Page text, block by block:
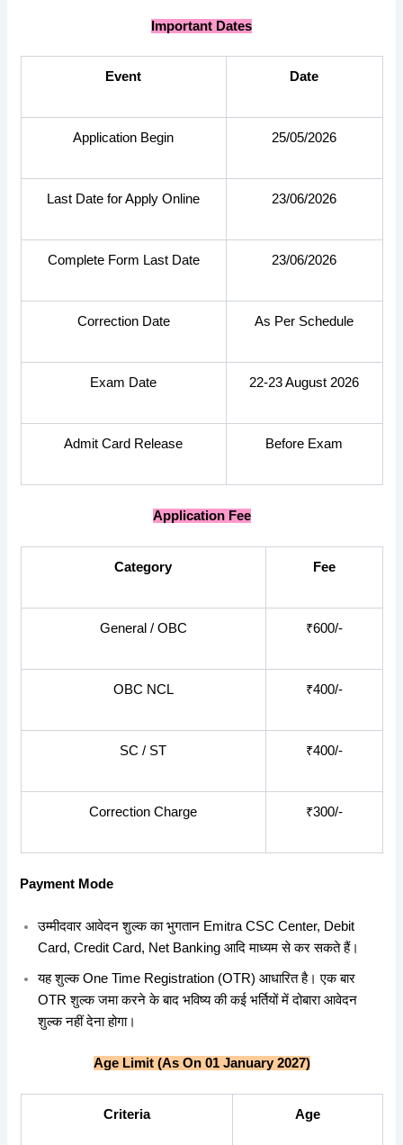
Important Dates
Event Date
Application Begin 25/05/2026
Last Date for Apply Online 23/06/2026
Complete Form Last Date 23/06/2026
Correction Date As Per Schedule
Exam Date 22-23 August 2026
Admit Card Release Before Exam
Application Fee
Category Fee
General / OBC ₹600/-
OBC NCL ₹400/-
SC / ST ₹400/-
Correction Charge ₹300/-
Payment Mode
उम्मीदवार आवेदन शुल्क का भुगतान Emitra CSC Center, Debit
Card, Credit Card, Net Banking आदि माध्यम से कर सकते हैं।
यह शुल्क One Time Registration (OTR) आधारित है। एक बार
OTR शुल्क जमा करने के बाद भविष्य की कई भर्तियों में दोबारा आवेदन
शुल्क नहीं देना होगा।
Age Limit (As On 01 January 2027)
Criteria Age